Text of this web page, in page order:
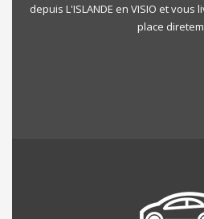
depuis L'ISLANDE en VISIO et
place